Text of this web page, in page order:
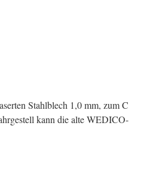
Stahlblech 1,0 mm, zum C
kann die alte WEDICO-